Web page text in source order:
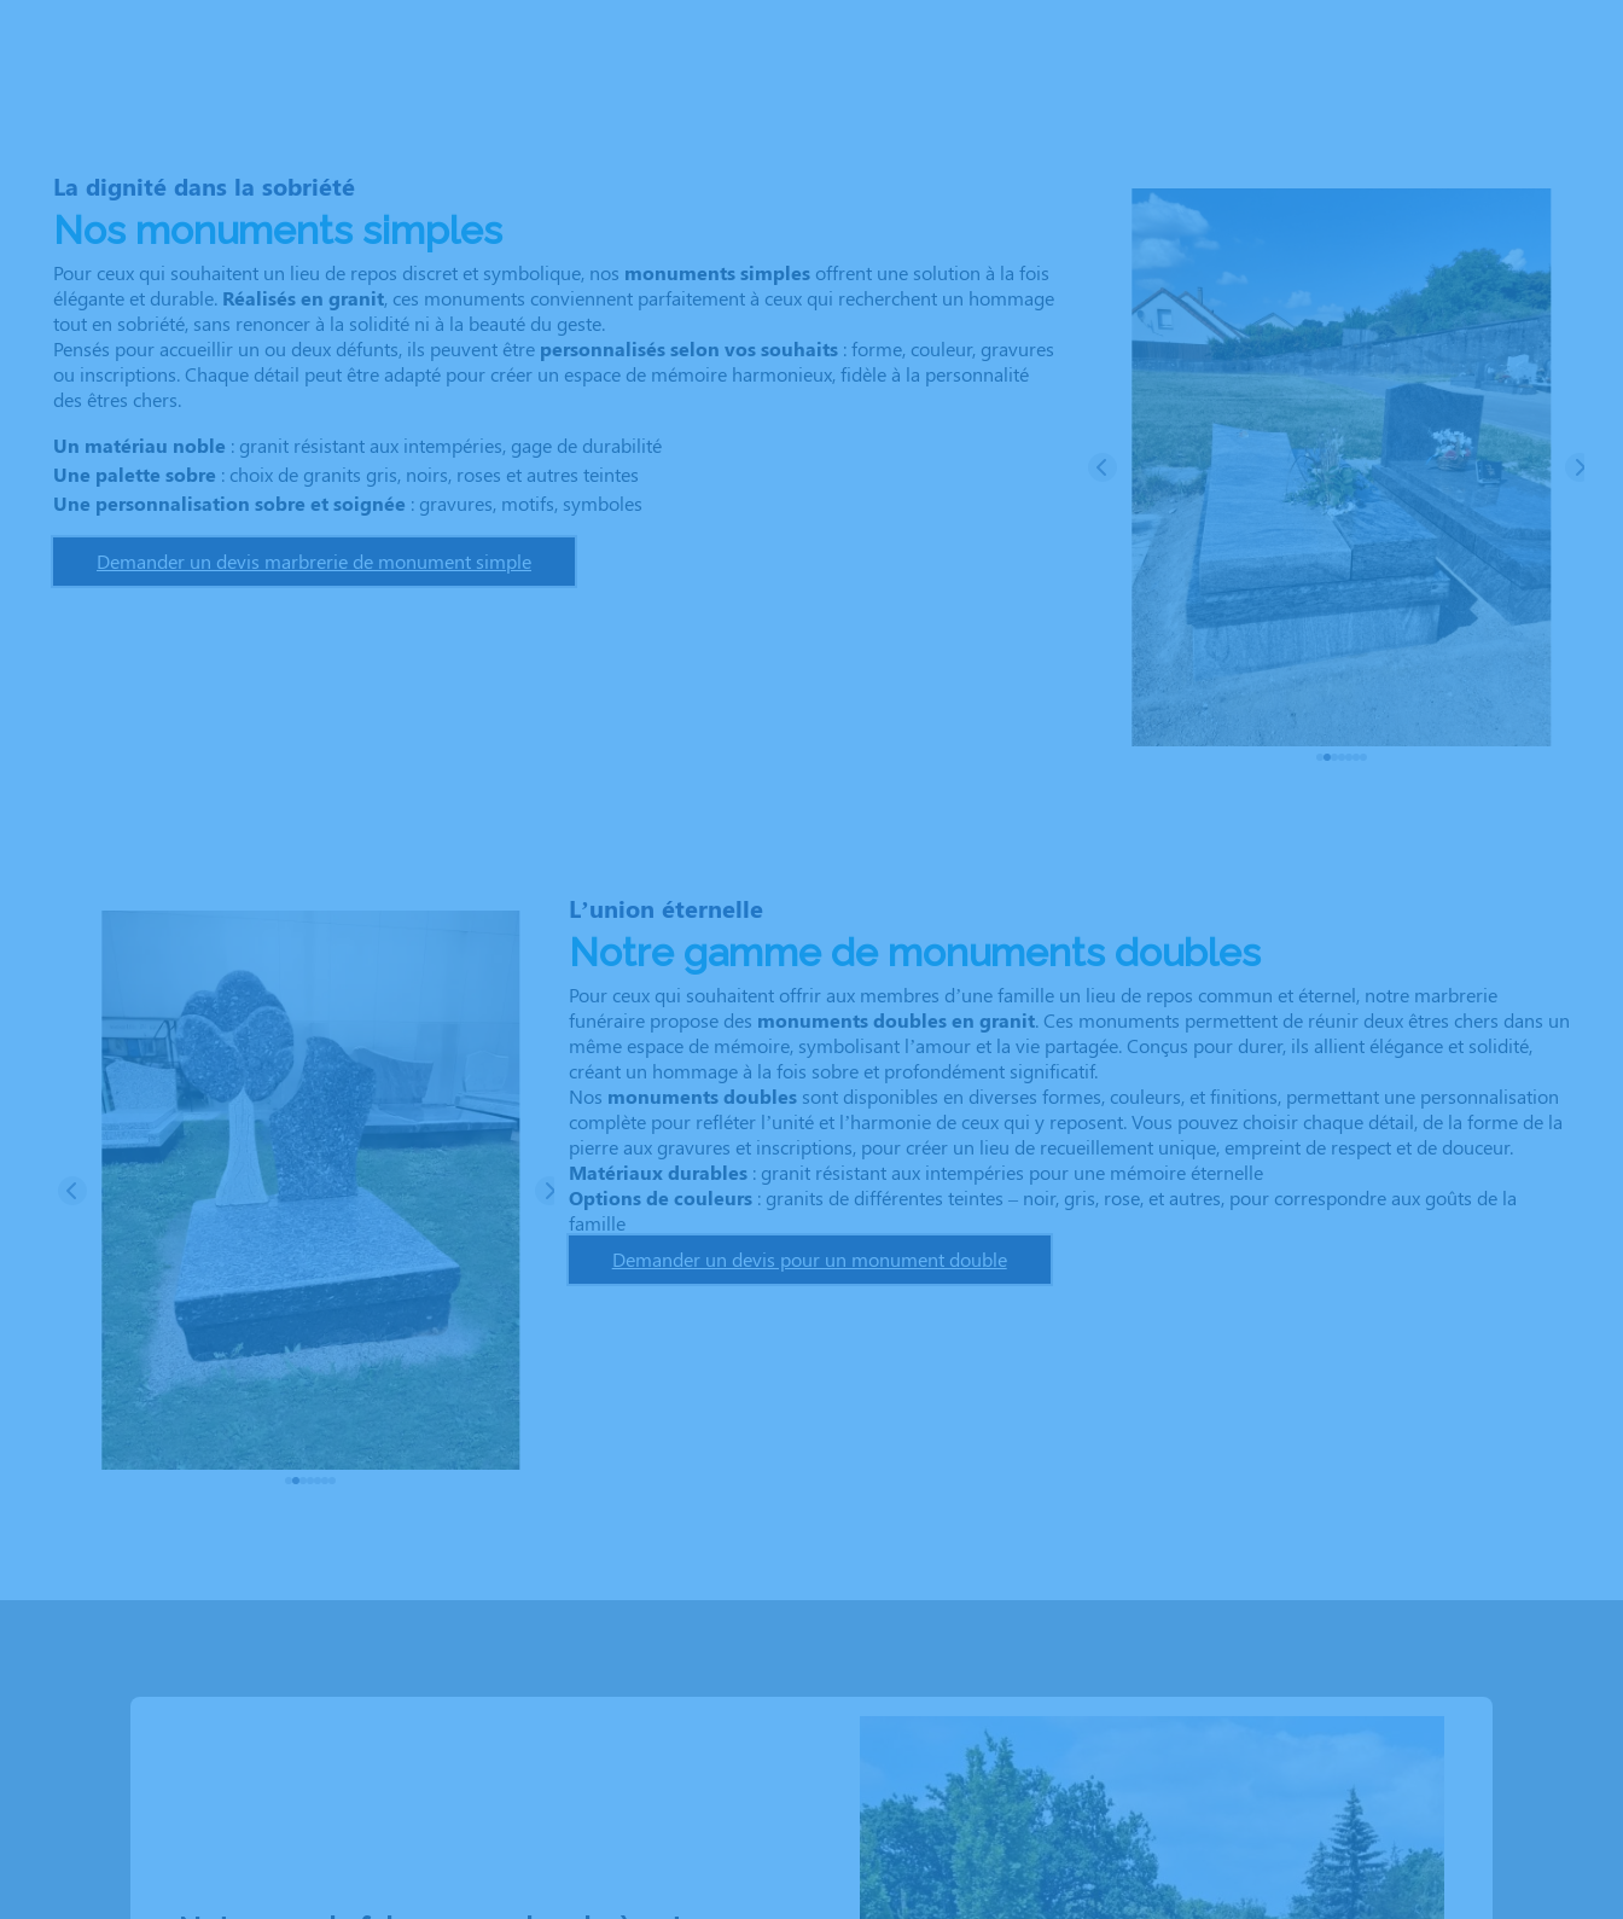
La dignité dans la sobriété
Nos monuments simples
Pour ceux qui souhaitent un lieu de repos discret et symbolique, nos monuments simples offrent une solution à la fois
élégante et durable. Réalisés en granit, ces monuments conviennent parfaitement à ceux qui recherchent un hommage
tout en sobriété, sans renoncer à la solidité ni à la beauté du geste.
Pensés pour accueillir un ou deux défunts, ils peuvent être personnalisés selon vos souhaits : forme, couleur, gravures
ou inscriptions. Chaque détail peut être adapté pour créer un espace de mémoire harmonieux, fidèle à la personnalité
des êtres chers.
Un matériau noble : granit résistant aux intempéries, gage de durabilité
Une palette sobre : choix de granits gris, noirs, roses et autres teintes
Une personnalisation sobre et soignée : gravures, motifs, symboles
Demander un devis marbrerie de monument simple
L’union éternelle
Notre gamme de monuments doubles
Pour ceux qui souhaitent offrir aux membres d’une famille un lieu de repos commun et éternel, notre marbrerie
funéraire propose des monuments doubles en granit. Ces monuments permettent de réunir deux êtres chers dans un
même espace de mémoire, symbolisant l’amour et la vie partagée. Conçus pour durer, ils allient élégance et solidité,
créant un hommage à la fois sobre et profondément significatif.
Nos monuments doublessont disponibles en diverses formes, couleurs, et finitions, permettant une personnalisation
complète pour refléter l’unité et l’harmonie de ceux qui y reposent. Vous pouvez choisir chaque détail, de la forme de la
pierre aux gravures et inscriptions, pour créer un lieu de recueillement unique, empreint de respect et de douceur.
Matériaux durables: granit résistant aux intempéries pour une mémoire éternelle
Options de couleurs: granits de différentes teintes – noir, gris, rose, et autres, pour correspondre aux goûts de la
famille
Demander un devis pour un monument double